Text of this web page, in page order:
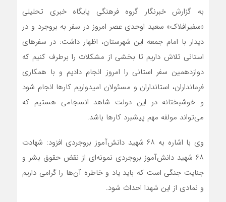
به گزارش خبرنگار گروه فرهنگی پایگاه خبری تحلیلی
«سفیرافلاک» سعید اوحدی عصر امروز در سفر به بروجرد و در
دیدار با امام جمعه این شهرستان، اظهار داشت: در سفرهای
استانی تلاش داریم تا بخشی از مشکلات را برطرف کنیم که
دوازدهمین سفر استانی را امروز انجام دادیم و با همکاری
فرمانداران، استانداران و مسئولان امیدواریم کارها انجام شود
و خوشبختانه در این دولت شاهد انسجامی هستیم که
می‌تواند مولفه مهم پیشبرد کارها باشد.
وی با اشاره به ۶۸ شهید دانش‌آموز بروجردی افزود: شهادت
۶۸ شهید دانش‌آموز بروجردی نمونه‌ای از نقض حقوق بشر و
جنایت جنگی است که باید یاد و خاطره آن‌ها را گرامی داریم
و نمادی از این شهدا احداث شود.